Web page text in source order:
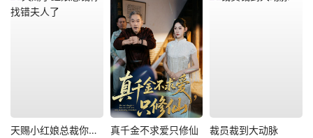
天赐小红娘总裁你找错夫人了 真千金不求爱只修仙 裁员裁到大动脉